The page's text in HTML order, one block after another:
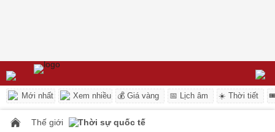
Mới nhất Xem nhiều 💰 Giá vàng 📅 Lịch âm ☀️ Thời tiết
Thế giới Thời sự quốc tế